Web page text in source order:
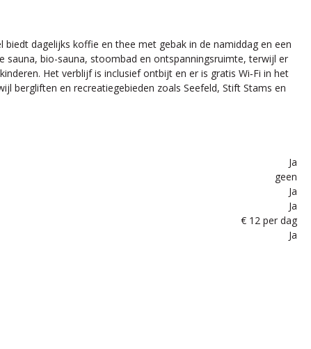
dagelijks koffie en thee met gebak in de namiddag en een
sauna, bio-sauna, stoombad en ontspanningsruimte, terwijl er
Het verblijf is inclusief ontbijt en er is gratis Wi‑Fi in het
bergliften en recreatiegebieden zoals Seefeld, Stift Stams en
Ja
geen
Ja
Ja
€ 12 per dag
Ja